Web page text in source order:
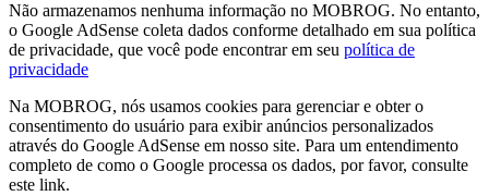
Não armazenamos nenhuma informação no MOBROG. No entanto,
o Google AdSense coleta dados conforme detalhado em sua política
de privacidade, que você pode encontrar em seu política de
privacidade
Na MOBROG, nós usamos cookies para gerenciar e obter o
consentimento do usuário para exibir anúncios personalizados
através do Google AdSense em nosso site. Para um entendimento
completo de como o Google processa os dados, por favor, consulte
este link.